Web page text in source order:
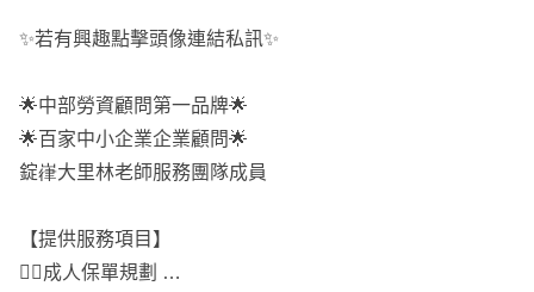
✨若有興趣點擊頭像連結私訊✨
🌟中部勞資顧問第一品牌🌟
🌟百家中小企業企業顧問🌟
錠嵂大里林老師服務團隊成員
【提供服務項目】
🙍‍♂️成人保單規劃